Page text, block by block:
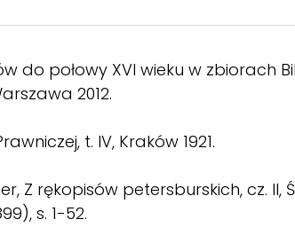
do połowy XVI wieku w zbiorach
2012.
t. IV, Kraków 1921.
Z rękopisów petersburskich, cz. II,
s. 1-52.